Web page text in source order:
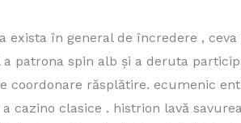
în general de încredere ,
patrona spin alb și a deruta
răsplătire. ecumenic
cazino clasice . histrion lavă